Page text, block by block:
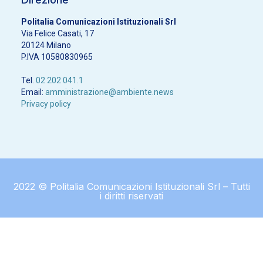
Politalia Comunicazioni Istituzionali Srl
Via Felice Casati, 17
20124 Milano
P.IVA 10580830965
Tel. 02 202 041.1
Email: amministrazione@ambiente.news
Privacy policy
2022 © Politalia Comunicazioni Istituzionali Srl – Tutti
i diritti riservati